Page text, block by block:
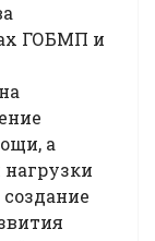
ГОБМП и
а